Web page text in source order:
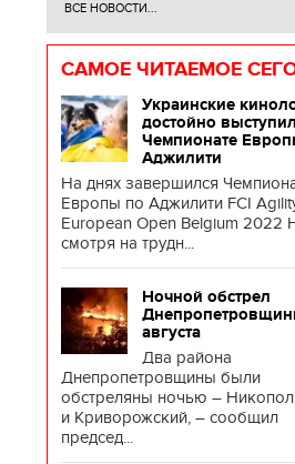
ВСЕ НОВОСТИ...
САМОЕ ЧИТАЕМОЕ
Украинские
достойно
Чемпионате
Аджилити
На днях завершился
Европы по Аджилити FCI
European Open Belgium 2022
смотря на трудн...
Ночной обстрел
августа
Два района
Днепропетровщины были
обстреляны ночью –
и Криворожский, – сообщил
председ...